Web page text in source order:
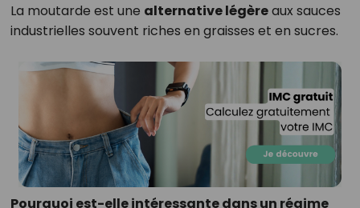
La moutarde est une alternative légèreaux sauces
industrielles souvent riches en graisses et en sucres.
Pourquoi est-elle intéressante dans un régime